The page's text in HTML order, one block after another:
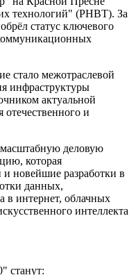
технологий" (РНВТ). За
статус ключевого
стало межотраслевой
инфраструктуры
актуальной
и
деловую
которая
новейшие разработки в
данных,
в интернет, облачных
интеллекта
станут: